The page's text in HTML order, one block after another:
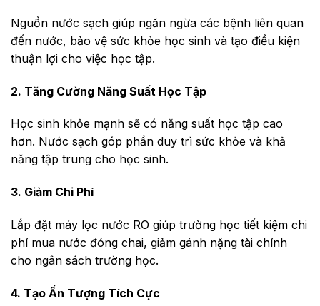
Nguồn nước sạch giúp ngăn ngừa các bệnh liên quan
đến nước, bảo vệ sức khỏe học sinh và tạo điều kiện
thuận lợi cho việc học tập.
2. Tăng Cường Năng Suất Học Tập
Học sinh khỏe mạnh sẽ có năng suất học tập cao
hơn. Nước sạch góp phần duy trì sức khỏe và khả
năng tập trung cho học sinh.
3. Giảm Chi Phí
Lắp đặt máy lọc nước RO giúp trường học tiết kiệm chi
phí mua nước đóng chai, giảm gánh nặng tài chính
cho ngân sách trường học.
4. Tạo Ấn Tượng Tích Cực